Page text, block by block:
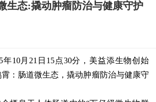
生态:撬动肿瘤防治与健康守护
10月21日15点30分，美益添生物创始
：肠道微生态，撬动肿瘤防治与健康守